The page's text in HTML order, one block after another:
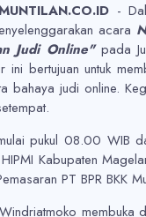
-
acara
Judi Online"pada
ini bertujuan untuk
bahaya judi online.
pukul 08.00 WIB
Kabupaten
PT BPR BKK
membuka